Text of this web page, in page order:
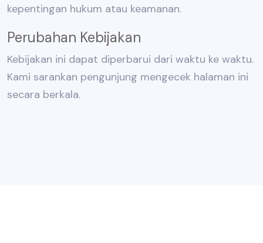
kepentingan hukum atau keamanan.
Perubahan Kebijakan
Kebijakan ini dapat diperbarui dari waktu ke waktu.
Kami sarankan pengunjung mengecek halaman ini
secara berkala.